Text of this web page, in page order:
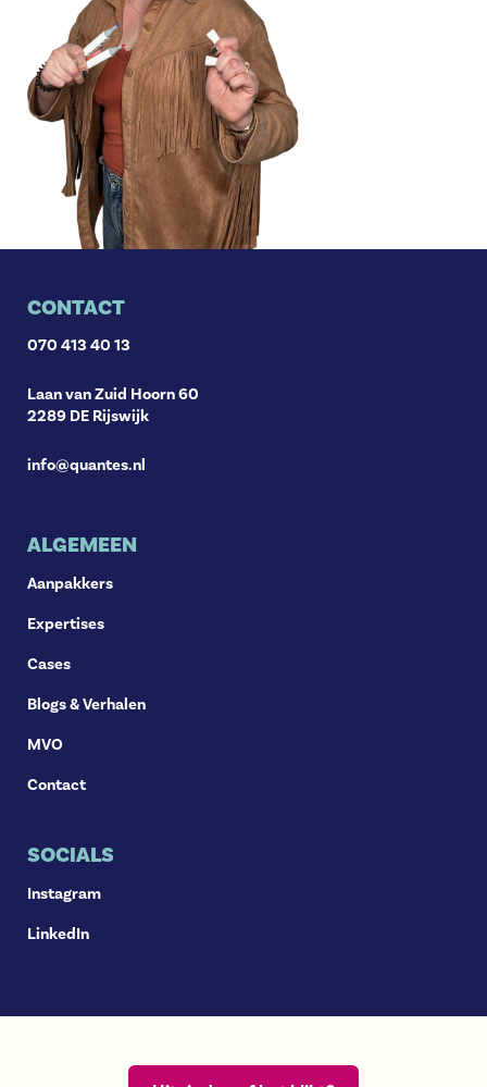
CONTACT
070 413 40 13
Laan van Zuid Hoorn 60
2289 DE Rijswijk
info@quantes.nl
ALGEMEEN
Aanpakkers
Expertises
Cases
Blogs & Verhalen
MVO
Contact
SOCIALS
Instagram
LinkedIn